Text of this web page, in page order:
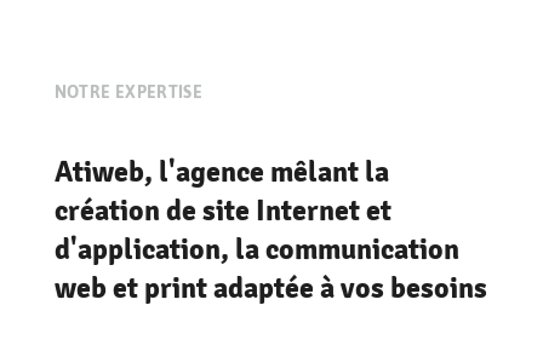
NOTRE EXPERTISE
Atiweb, l'agence mêlant la
création de site Internet et
d'application, la communication
web et print adaptée à vos besoins